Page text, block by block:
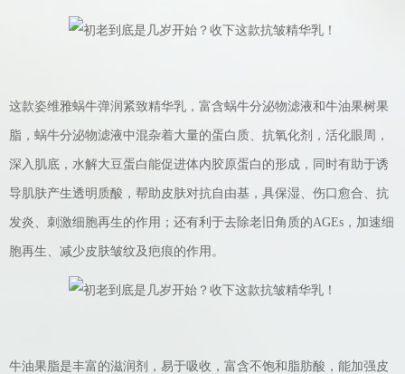
这款姿维雅蜗牛弹润紧致精华乳，富含蜗牛分泌物滤液和牛油果树果
脂，蜗牛分泌物滤液中混杂着大量的蛋白质、抗氧化剂，活化眼周，
深入肌底，水解大豆蛋白能促进体内胶原蛋白的形成，同时有助于诱
导肌肤产生透明质酸，帮助皮肤对抗自由基，具保湿、伤口愈合、抗
发炎、刺激细胞再生的作用；还有利于去除老旧角质的AGEs，加速细
胞再生、减少皮肤皱纹及疤痕的作用。
牛油果脂是丰富的滋润剂，易于吸收，富含不饱和脂肪酸，能加强皮